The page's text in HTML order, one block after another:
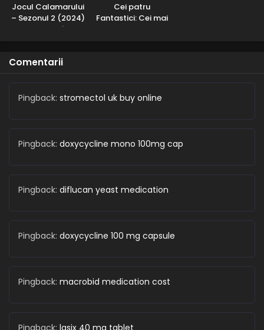
Jocul Calamarului
– Sezonul 2 (2024)
– Dublat în
Cei patru
Fantastici: Cei mai
Comentarii
Pingback: stromectol uk buy online
Pingback: doxycycline mono 100mg cap
Pingback: diflucan yeast medication
Pingback: doxycycline 100 mg capsule
Pingback: macrobid medication cost